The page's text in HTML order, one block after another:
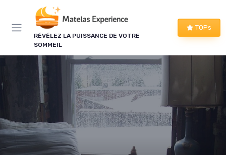
RÉVÉLEZ LA PUISSANCE DE VOTRE
SOMMEIL
TOPs
Panneau de gestion des cookies